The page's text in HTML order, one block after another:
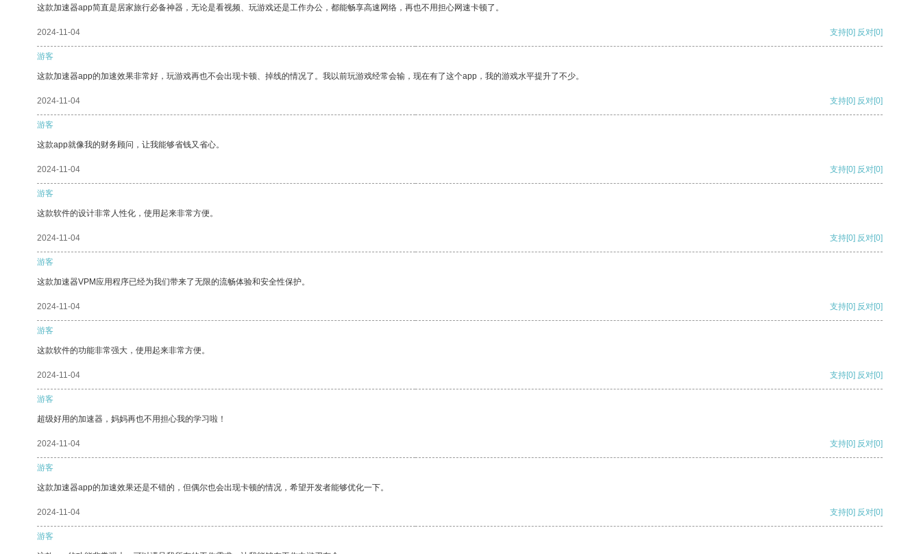
这款加速器app简直是居家旅行必备神器，无论是看视频、玩游戏还是工作办公，都能畅享高速网络，再也不用担心网速卡顿了。
2024-11-04 支持[0] 反对[0]
游客
这款加速器app的加速效果非常好，玩游戏再也不会出现卡顿、掉线的情况了。我以前玩游戏经常会输，现在有了这个app，我的游戏水平提升了不少。
2024-11-04 支持[0] 反对[0]
游客
这款app就像我的财务顾问，让我能够省钱又省心。
2024-11-04 支持[0] 反对[0]
游客
这款软件的设计非常人性化，使用起来非常方便。
2024-11-04 支持[0] 反对[0]
游客
这款加速器VPM应用程序已经为我们带来了无限的流畅体验和安全性保护。
2024-11-04 支持[0] 反对[0]
游客
这款软件的功能非常强大，使用起来非常方便。
2024-11-04 支持[0] 反对[0]
游客
超级好用的加速器，妈妈再也不用担心我的学习啦！
2024-11-04 支持[0] 反对[0]
游客
这款加速器app的加速效果还是不错的，但偶尔也会出现卡顿的情况，希望开发者能够优化一下。
2024-11-04 支持[0] 反对[0]
游客